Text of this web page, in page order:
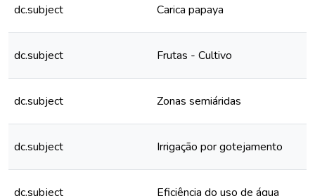
dc.subject Carica papaya
dc.subject Frutas - Cultivo
dc.subject Zonas semiáridas
dc.subject Irrigação por gotejamento
dc.subject Eficiência do uso de água